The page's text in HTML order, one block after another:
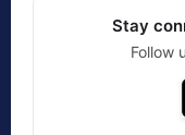
Stay
Follow